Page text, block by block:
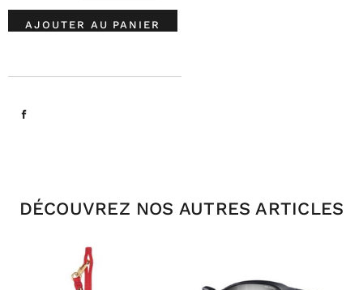
AJOUTER AU PANIER
DÉCOUVREZ NOS AUTRES ARTICLES